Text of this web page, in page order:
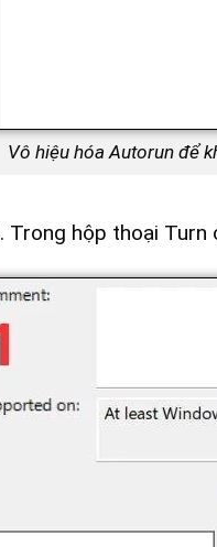
Vô hiệu hóa Autorun để
. Trong hộp thoại